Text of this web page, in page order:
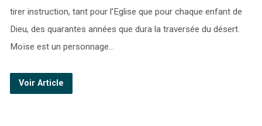
tirer instruction, tant pour l’Eglise que pour chaque enfant de
Dieu, des quarantes années que dura la traversée du désert.
Moïse est un personnage…
Voir Article